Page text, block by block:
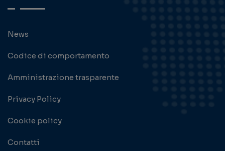
News
Codice di comportamento
Amministrazione trasparente
Privacy Policy
Cookie policy
Contatti